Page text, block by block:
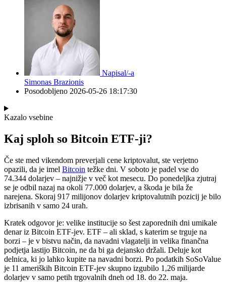
Napisal/-a
Simonas Brazionis
Posodobljeno 2026-05-26 18:17:30
Kazalo vsebine
Kaj sploh so Bitcoin ETF-ji?
Če ste med vikendom preverjali cene kriptovalut, ste verjetno
opazili, da je imel Bitcoin težke dni. V soboto je padel vse do
74.344 dolarjev – najnižje v več kot mesecu. Do ponedeljka zjutraj
se je odbil nazaj na okoli 77.000 dolarjev, a škoda je bila že
narejena. Skoraj 917 milijonov dolarjev kriptovalutnih pozicij je bilo
izbrisanih v samo 24 urah.
Kratek odgovor je: velike institucije so šest zaporednih dni umikale
denar iz Bitcoin ETF-jev. ETF – ali sklad, s katerim se trguje na
borzi – je v bistvu način, da navadni vlagatelji in velika finančna
podjetja lastijo Bitcoin, ne da bi ga dejansko držali. Deluje kot
delnica, ki jo lahko kupite na navadni borzi. Po podatkih SoSoValue
je 11 ameriških Bitcoin ETF-jev skupno izgubilo 1,26 milijarde
dolarjev v samo petih trgovalnih dneh od 18. do 22. maja.